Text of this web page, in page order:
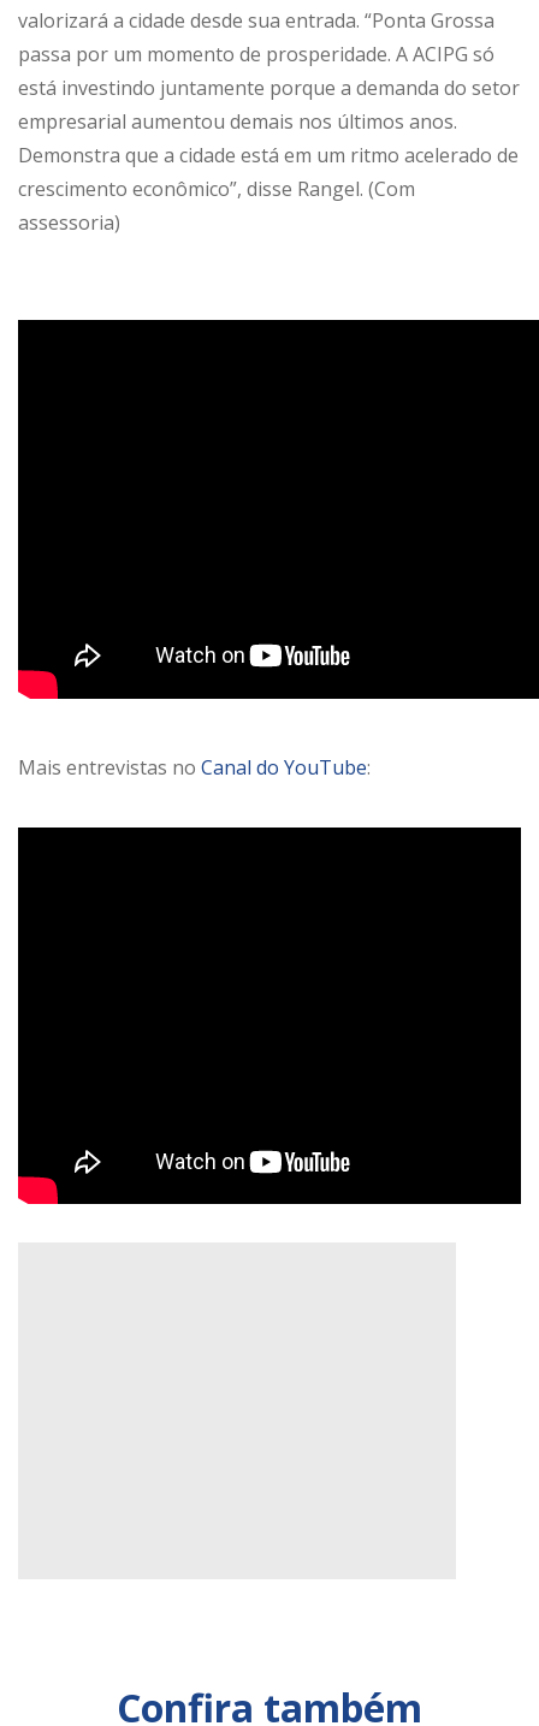
valorizará a cidade desde sua entrada. “Ponta Grossa
passa por um momento de prosperidade. A ACIPG só
está investindo juntamente porque a demanda do setor
empresarial aumentou demais nos últimos anos.
Demonstra que a cidade está em um ritmo acelerado de
crescimento econômico”, disse Rangel. (Com
assessoria)
Mais entrevistas no Canal do YouTube:
Confira também